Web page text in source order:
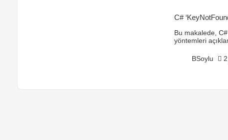
Windows’ta Klasörde Arama Çıkmıyor mu? Kesin Çözüm
C#
Bu makalede,
yöntemleri
BSoylu